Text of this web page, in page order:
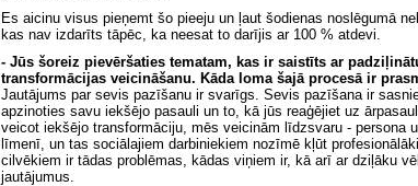
Es aicinu visus pieņemt šo pieeju un ļaut šodienas noslēgumā
kas nav izdarīts tāpēc, ka neesat to darījis ar 100 % atdevi.
- Jūs šoreiz pievēršaties tematam, kas ir saistīts ar
transformācijas veicināšanu. Kāda loma šajā procesā ir
Jautājums par sevis pazīšanu ir svarīgs. Sevis pazīšana ir
apzinoties savu iekšējo pasauli un to, kā jūs reaģējiet uz
veicot iekšējo transformāciju, mēs veicinām līdzsvaru - persona
līmenī, un tas sociālajiem darbiniekiem nozīmē kļūt
cilvēkiem ir tādas problēmas, kādas viņiem ir, kā arī ar dziļāku
jautājumus.